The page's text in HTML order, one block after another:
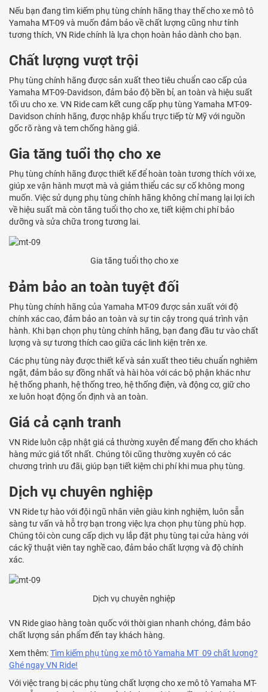
Nếu bạn đang tìm kiếm phụ tùng chính hãng thay thế cho xe mô tô
Yamaha MT-09 và muốn đảm bảo về chất lượng cũng như tính
tương thích, VN Ride chính là lựa chọn hoàn hảo dành cho bạn.
Chất lượng vượt trội
Phụ tùng chính hãng được sản xuất theo tiêu chuẩn cao cấp của
Yamaha MT-09-Davidson, đảm bảo độ bền bỉ, an toàn và hiệu suất
tối ưu cho xe. VN Ride cam kết cung cấp phụ tùng Yamaha MT-09-
Davidson chính hãng, được nhập khẩu trực tiếp từ Mỹ với nguồn
gốc rõ ràng và tem chống hàng giả.
Gia tăng tuổi thọ cho xe
Phụ tùng chính hãng được thiết kế để hoàn toàn tương thích với xe,
giúp xe vận hành mượt mà và giảm thiểu các sự cố không mong
muốn. Việc sử dụng phụ tùng chính hãng không chỉ mang lại lợi ích
về hiệu suất mà còn tăng tuổi thọ cho xe, tiết kiệm chi phí bảo
dưỡng và sửa chữa trong tương lai.
Gia tăng tuổi thọ cho xe
Đảm bảo an toàn tuyệt đối
Phụ tùng chính hãng của Yamaha MT-09 được sản xuất với độ
chính xác cao, đảm bảo an toàn và sự tin cậy trong quá trình vận
hành. Khi bạn chọn phụ tùng chính hãng, bạn đang đầu tư vào chất
lượng và sự tương thích cao giữa các linh kiện trên xe.
Các phụ tùng này được thiết kế và sản xuất theo tiêu chuẩn nghiêm
ngặt, đảm bảo sự đồng nhất và hài hòa với các bộ phận khác như
hệ thống phanh, hệ thống treo, hệ thống điện, và động cơ, giữ cho
xe luôn hoạt động ổn định và an toàn.
Giá cả cạnh tranh
VN Ride luôn cập nhật giá cả thường xuyên để mang đến cho khách
hàng mức giá tốt nhất. Chúng tôi cũng thường xuyên có các
chương trình ưu đãi, giúp bạn tiết kiệm chi phí khi mua phụ tùng.
Dịch vụ chuyên nghiệp
VN Ride tự hào với đội ngũ nhân viên giàu kinh nghiệm, luôn sẵn
sàng tư vấn và hỗ trợ bạn trong việc lựa chọn phụ tùng phù hợp.
Chúng tôi còn cung cấp dịch vụ lắp đặt phụ tùng tại cửa hàng với
các kỹ thuật viên tay nghề cao, đảm bảo chất lượng và độ chính
xác.
Dịch vụ chuyên nghiệp
VN Ride giao hàng toàn quốc với thời gian nhanh chóng, đảm bảo
chất lượng sản phẩm đến tay khách hàng.
Xem thêm:Tìm kiếm phụ tùng xe mô tô Yamaha MT 09 chất lượng?
Ghé ngay VN Ride!
Với việc trang bị các phụ tùng chất lượng cho xe mô tô Yamaha MT-